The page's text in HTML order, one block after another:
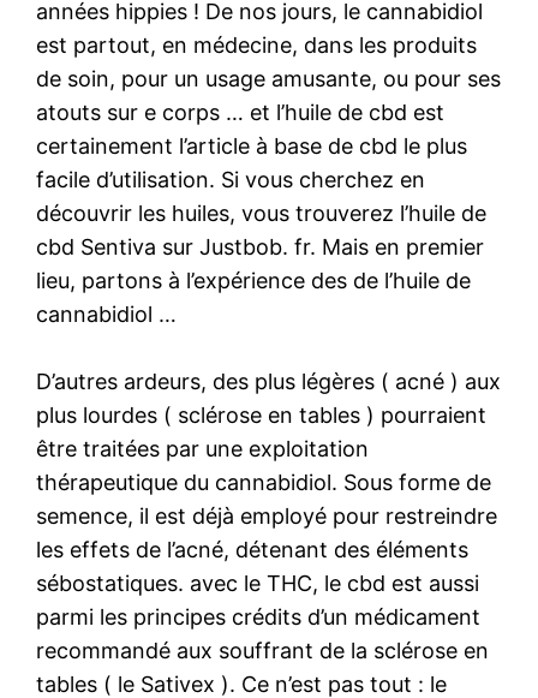
années hippies ! De nos jours, le cannabidiol
est partout, en médecine, dans les produits
de soin, pour un usage amusante, ou pour ses
atouts sur e corps … et l’huile de cbd est
certainement l’article à base de cbd le plus
facile d’utilisation. Si vous cherchez en
découvrir les huiles, vous trouverez l’huile de
cbd Sentiva sur Justbob. fr. Mais en premier
lieu, partons à l’expérience des de l’huile de
cannabidiol …
D’autres ardeurs, des plus légères ( acné ) aux
plus lourdes ( sclérose en tables ) pourraient
être traitées par une exploitation
thérapeutique du cannabidiol. Sous forme de
semence, il est déjà employé pour restreindre
les effets de l’acné, détenant des éléments
sébostatiques. avec le THC, le cbd est aussi
parmi les principes crédits d’un médicament
recommandé aux souffrant de la sclérose en
tables ( le Sativex ). Ce n’est pas tout : le